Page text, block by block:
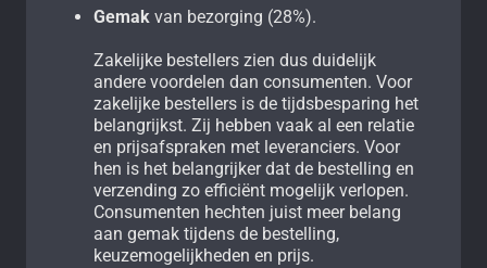
Gemak van bezorging (28%).
Zakelijke bestellers zien dus duidelijk
andere voordelen dan consumenten. Voor
zakelijke bestellers is de tijdsbesparing het
belangrijkst. Zij hebben vaak al een relatie
en prijsafspraken met leveranciers. Voor
hen is het belangrijker dat de bestelling en
verzending zo efficiënt mogelijk verlopen.
Consumenten hechten juist meer belang
aan gemak tijdens de bestelling,
keuzemogelijkheden en prijs.